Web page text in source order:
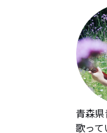
青森
歌っ